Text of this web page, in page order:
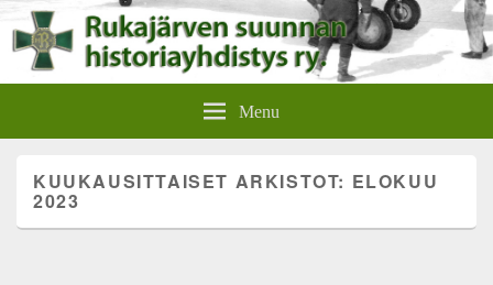
Rukajärven suunnan
historiayhdistys
Menu
KUUKAUSITTAISET ARKISTOT: ELOKUU
2023